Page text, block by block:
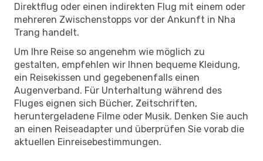
Direktflug oder einen indirekten Flug mit einem oder
mehreren Zwischenstopps vor der Ankunft in Nha
Trang handelt.
Um Ihre Reise so angenehm wie möglich zu
gestalten, empfehlen wir Ihnen bequeme Kleidung,
ein Reisekissen und gegebenenfalls einen
Augenverband. Für Unterhaltung während des
Fluges eignen sich Bücher, Zeitschriften,
heruntergeladene Filme oder Musik. Denken Sie auch
an einen Reiseadapter und überprüfen Sie vorab die
aktuellen Einreisebestimmungen.